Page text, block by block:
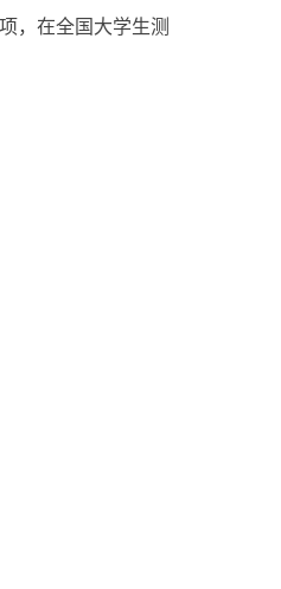
，在全国大学生测